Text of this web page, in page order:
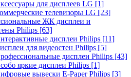
для дисплеев LG [1]
телевизоры LG [23]
ЖК дисплеи и
Philips [63]
дисплеи Philips [11]
для видеостен Philips [5]
дисплеи Philips [43]
яркие дисплеи Philips [1]
вывески E-Paper Philips [3]